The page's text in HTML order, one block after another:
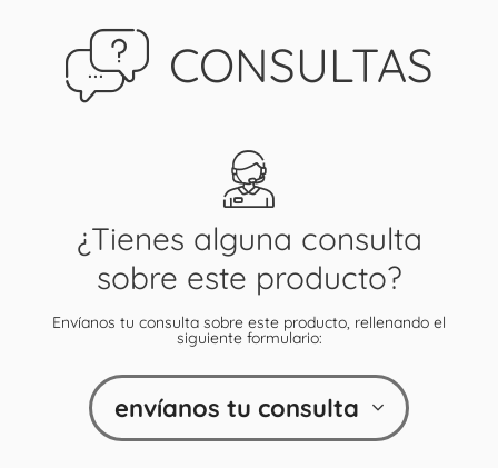
CONSULTAS
¿Tienes alguna consulta
sobre este producto?
Envíanos tu consulta sobre este producto, rellenando el
siguiente formulario:
envíanos tu consulta